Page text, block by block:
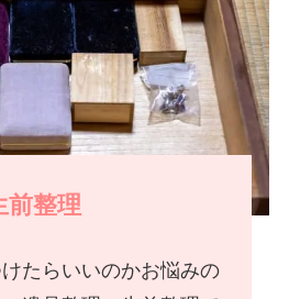
前整理
たらいいのかお悩みの